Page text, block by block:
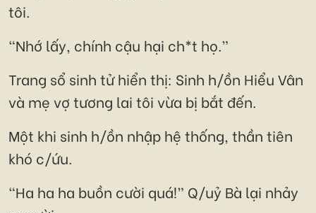
tôi.
“Nhớ lấy, chính cậu hại ch*t họ.”
Trang sổ sinh tử hiển thị: Sinh h/ồn Hiểu Vân
và mẹ vợ tương lai tôi vừa bị bắt đến.
Một khi sinh h/ồn nhập hệ thống, thần tiên
khó c/ứu.
“Ha ha ha buồn cười quá!” Q/uỷ Bà lại nhảy